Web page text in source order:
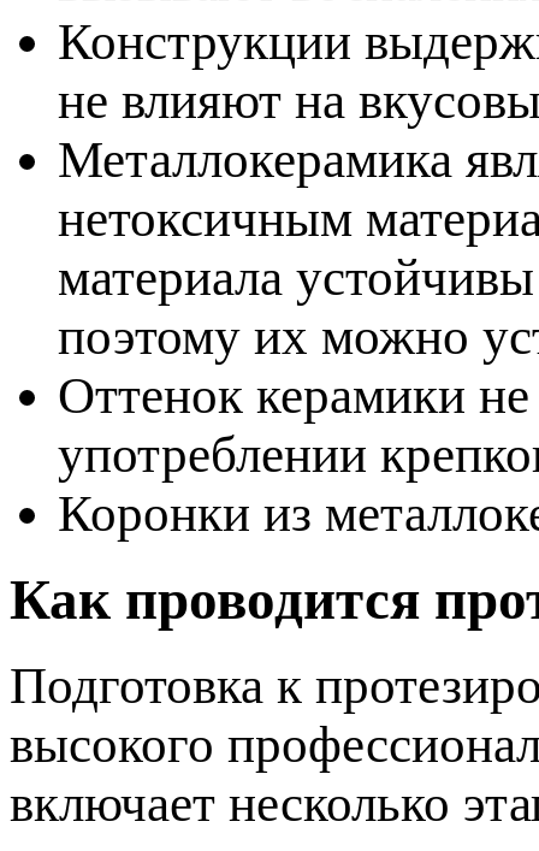
Конструкции
не влияют на
Металлокерамика
нетоксичным
материала
оэтому их можно
Оттенок керамики
употреблении
Коронки из
Как проводится
Подготовка к
ысокого
ключает несколько